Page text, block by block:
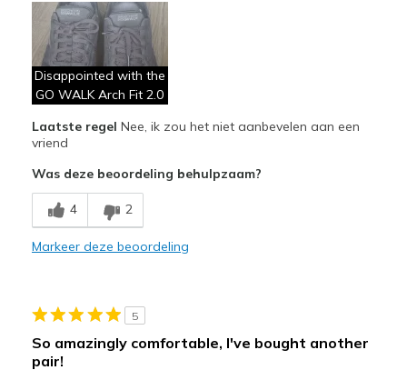
Breathe Well
Comfortable
Minpunten
Poor Cushioning
Wear Out Quickly
Width
Sizing
Feels true to size
Disappointed with the
GO WALK Arch Fit 2.0
Laatste regel Nee, ik zou het niet aanbevelen aan een
vriend
Was deze beoordeling behulpzaam?
4 2
Markeer deze beoordeling
5
So amazingly comfortable, I've bought another
pair!